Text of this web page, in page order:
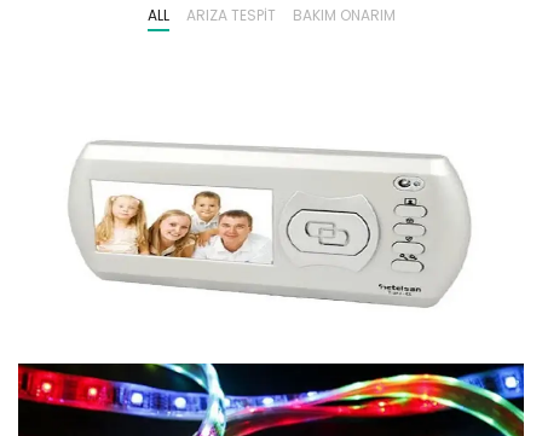
ALL ARIZA TESPIT BAKIM ONARIM